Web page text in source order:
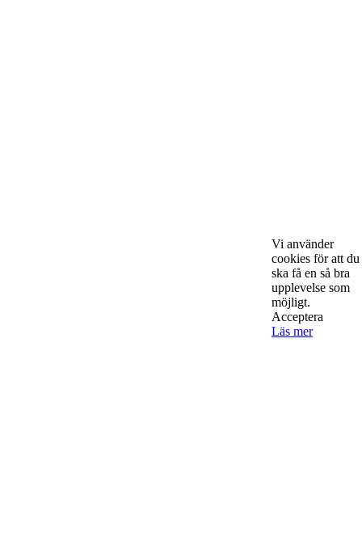
StartUp Media Karlbergs Strand 15, 171 73 Solna. Telefon 08-52
00 59 94 www.startup-media.se info@startaochdriva.se
Vi använder
cookies för att du
ska få en så bra
upplevelse som
möjligt.
Acceptera
Läs mer